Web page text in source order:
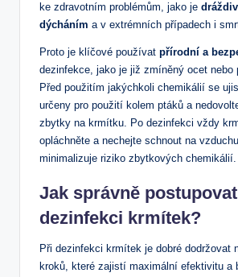
ke zdravotním problémům, jako je
dýcháním a v extrémních případech i
Proto je klíčové používat přírodní a
dezinfekce, jako je již zmíněný ocet nebo
Před použitím jakýchkoli chemikálií se
určeny pro použití kolem ptáků a
zbytky na krmítku. Po dezinfekci vždy
opláchněte a nechejte schnout na
minimalizuje riziko zbytkových chemikálií.
Jak správně
dezinfekci krmítek?
Při dezinfekci krmítek je dobré dodržovat
kroků, které zajistí maximální efektivitu a